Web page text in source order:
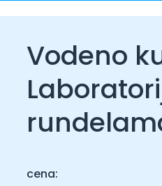
Vodeno
cena: